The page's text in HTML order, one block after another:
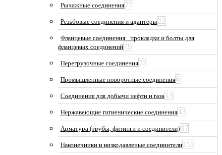
Рычажные соединения77
Резьбовые соединения и адаптеры22
Фланцевые соединения_ прокладки и болты для
фланцевых соединений 19
Перегрузочные соединения23
Промышленные поворотные соединения6
Соединения для добычи нефти и газа 13
Нержавеющие гигиенические соединения43
Арматура (трубы, фитинги и соединители)87
Наконечники и низкодавленые соединители 152